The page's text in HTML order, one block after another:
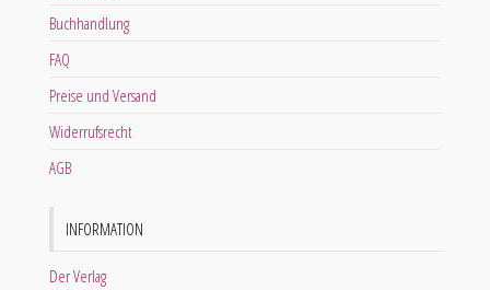
Buchhandlung
FAQ
Preise und Versand
Widerrufsrecht
AGB
INFORMATION
Der Verlag